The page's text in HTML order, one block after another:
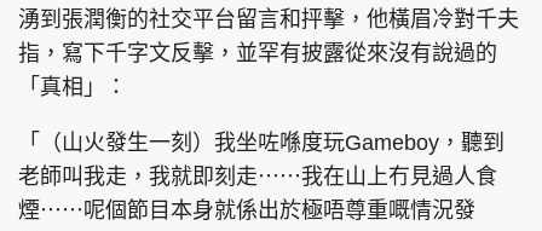
湧到張潤衡的社交平台留言和抨擊，他橫眉冷對千夫
指，寫下千字文反擊，並罕有披露從來沒有說過的
「真相」：
「（山火發生一刻）我坐咗喺度玩Gameboy，聽到
老師叫我走，我就即刻走⋯⋯我在山上冇見過人食
煙⋯⋯呢個節目本身就係出於極唔尊重嘅情況發